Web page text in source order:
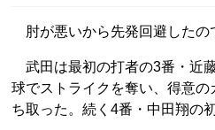
肘が悪いから先発回避した
武田は最初の打者の3番・近
球でストライクを奪い、得意
ち取った。続く4番・中田翔の